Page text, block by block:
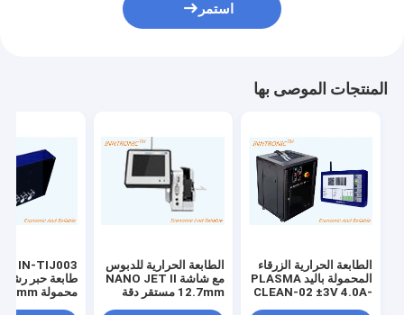
استمر
المنتجات الموصى بها
الطابعة الحرارية الزرقاء
المحمولة باليد PLASMA
CLEAN-02 ±3V 4.0A-
الطابعة الحرارية للدبوس
مع شاشة NANO JET II
12.7mm مستقر دقة
طابعة حبر